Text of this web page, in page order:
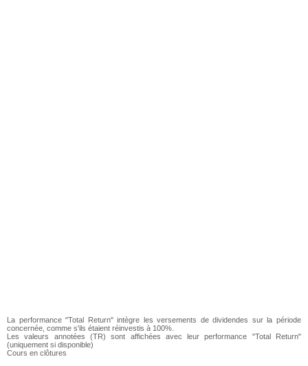
La performance "Total Return" intègre les versements de dividendes sur la période
concernée, comme s'ils étaient réinvestis à 100%.
Les valeurs annotées (TR) sont affichées avec leur performance "Total Return"
(uniquement si disponible)
Cours en clôtures